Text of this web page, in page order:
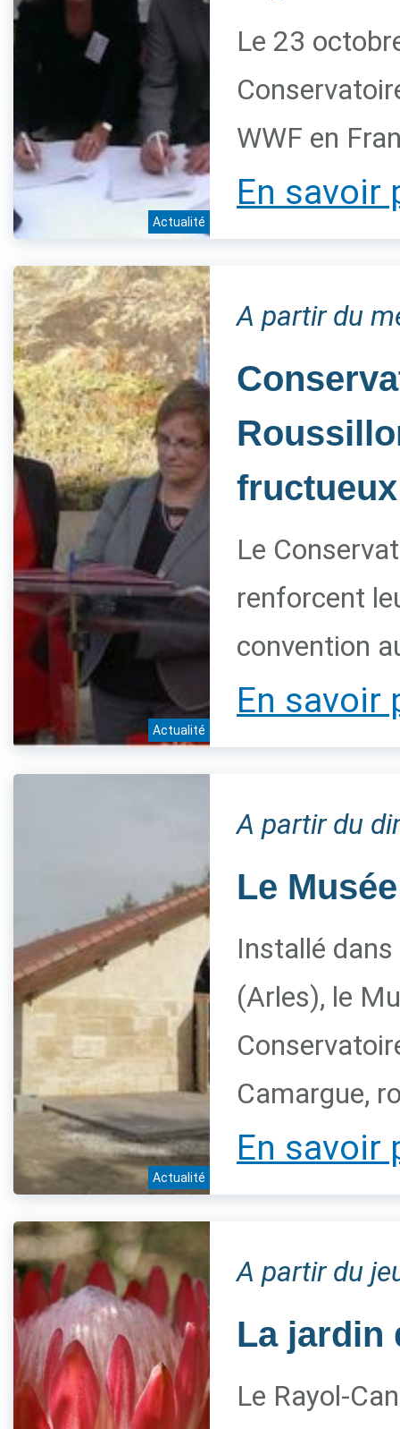
Actualité
Le 23
WWF en
En savoir
Actualité
A partir du
fructueux
Le
renforcent
convention
En savoir
Actualité
A partir du
Le
Installé dans
(Arles), le
Camargue,
En savoir
A partir du
La jardin
Le Rayol-